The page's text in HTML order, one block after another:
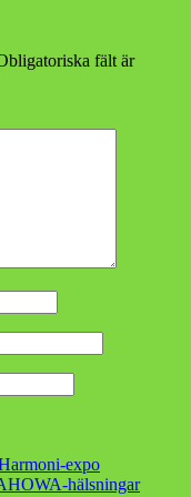
fält är
expo
hälsningar